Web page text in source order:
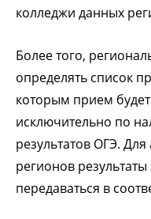
колледжи данных
Более того,
определять список
которым прием
исключительно по
результатов ОГЭ.
регионов
передаваться в